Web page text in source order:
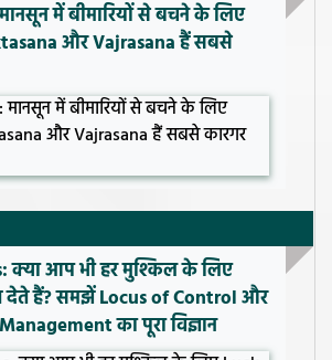
में बीमारियों से बचने के लिए
और Vajrasana हैं सबसे
क्या आप भी हर मुश्किल के लिए
देते हैं? समझें Locus of Control और
का पूरा विज्ञान